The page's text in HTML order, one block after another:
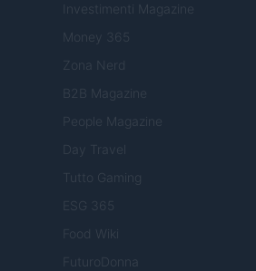
Investimenti Magazine
Money 365
Zona Nerd
B2B Magazine
People Magazine
Day Travel
Tutto Gaming
ESG 365
Food Wiki
FuturoDonna